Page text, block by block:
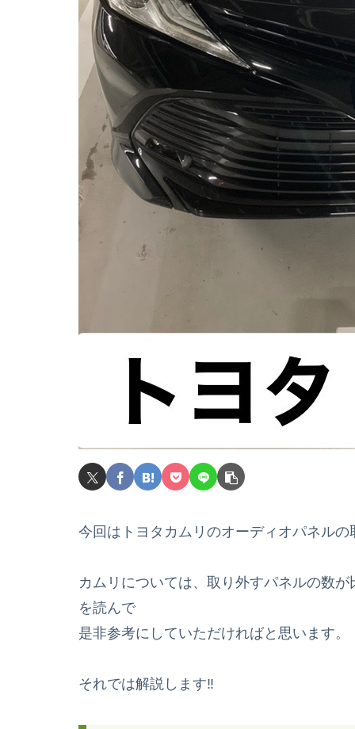
今回はトヨタカムリのオーディオパネル
カムリについては、取り外すパネルの数
を読んで
是非参考にしていただければと思います。
それでは解説します‼